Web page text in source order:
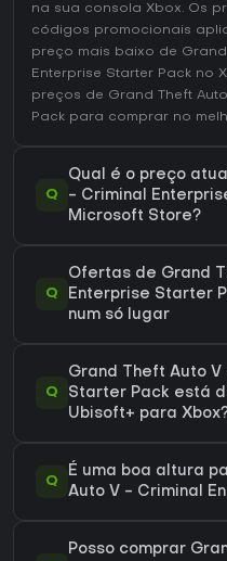
na sua consola Xbox. Os
códigos promocionais
preço mais baixo de Grand
Enterprise Starter Pack no
preços de Grand Theft
Pack para comprar no
Q
Qual é o preço
- Criminal
Microsoft Store?
Q
Ofertas de Grand
Enterprise Starter
num só lugar
Q
Grand Theft Auto
Starter Pack está
Ubisoft+ para
Q
É uma boa altura
Auto V - Criminal
Posso comprar